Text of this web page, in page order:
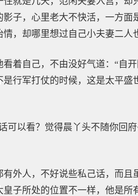
子，心里老大不快活，一方面
，却哪里想过自己小夫妻二人
着自己，不由没好气道：“自
行军打仗的时候，这是太平盛
可以看？觉得晨丫头不随你回
外人，不好说些私己话，而且
子所处的位置不一样，他是所